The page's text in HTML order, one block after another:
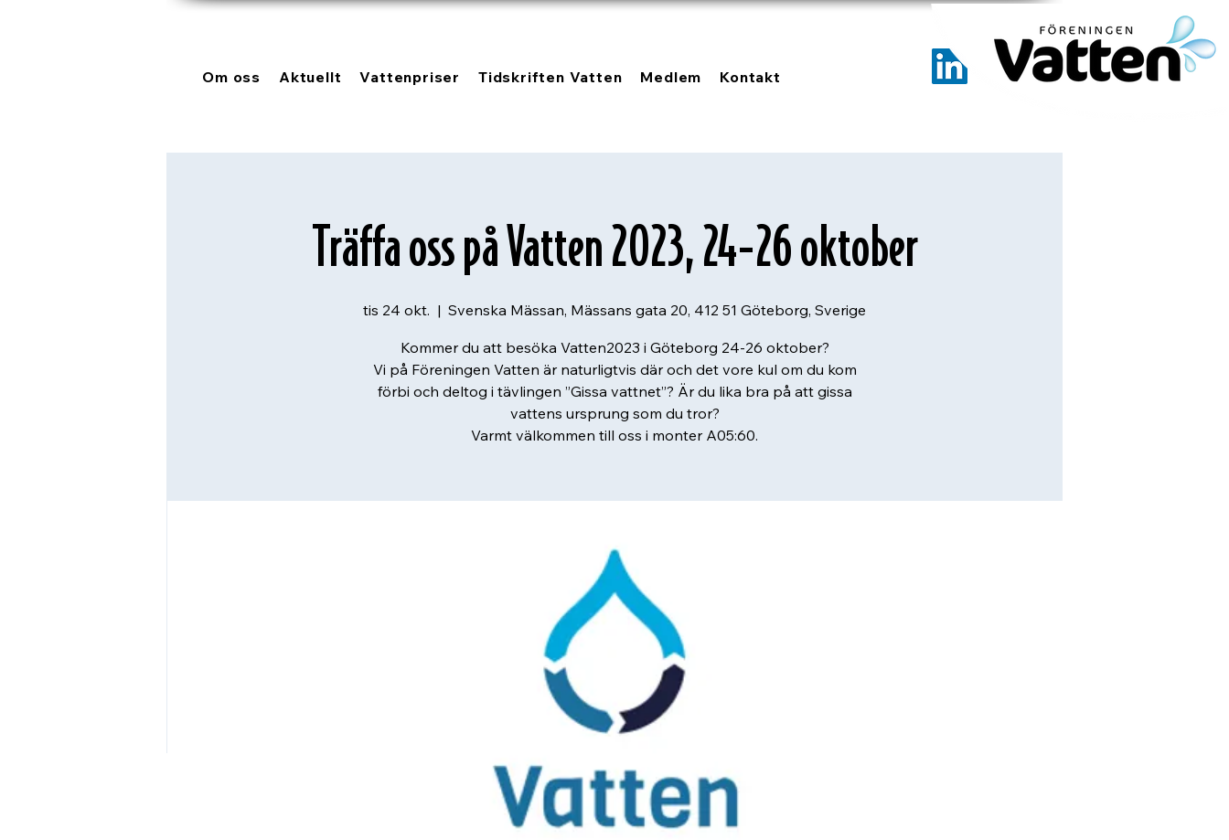
Om oss Aktuellt Vattenpriser Tidskriften Vatten Medlem Kontakt
Träffa oss på Vatten 2023, 24-26 oktober
tis 24 okt.
  |
Svenska Mässan, Mässans gata 20, 412 51 Göteborg, Sverige
Kommer du att besöka Vatten2023 i Göteborg 24-26 oktober?
Vi på Föreningen Vatten är naturligtvis där och det vore kul om du kom
förbi och deltog i tävlingen ”Gissa vattnet”? Är du lika bra på att gissa
vattens ursprung som du tror?